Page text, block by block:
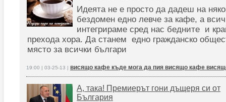
Идеята не е просто да дадеш на
бездомен едно левче за кафе, а
интегрираме сред нас бедните и
прехода хора. Да станем едно гражданско
място за всички българи
19:00 | 03-25-13 | висящо кафе къде мога да пия висящо кафе
А, така! Премиерът гони дъщеря си от
България